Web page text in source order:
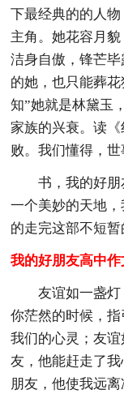
下最经典的的人
主角。她花容月
洁身自傲，锋芒
的她，也只能葬
知”她就是林黛玉
家族的兴衰。读
败。我们懂得，世
书，我的好
一个美妙的天地
的走完这部不短暂
我的好朋友高中作
友谊如一盏
你茫然的时候，
我们的心灵；友
友，他能赶走了我
朋友，他使我远